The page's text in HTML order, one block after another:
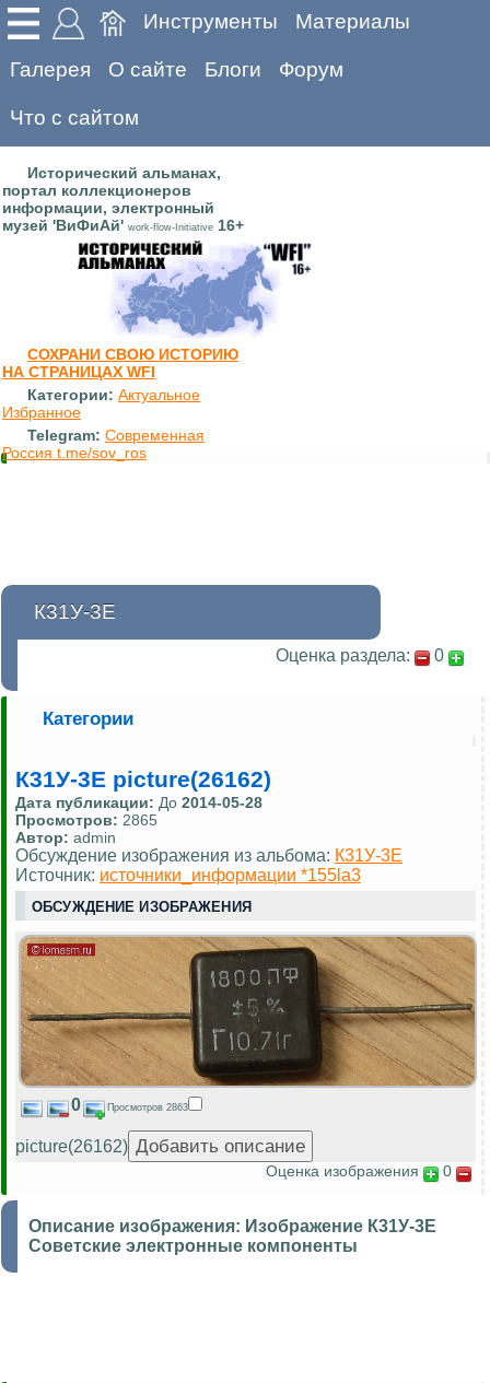
Инструменты Материалы
Галерея О сайте Блоги Форум
Что с сайтом
Исторический альманах,
портал коллекционеров
информации, электронный
музей 'ВиФиАй' work-flow-Initiative 16+
СОХРАНИ СВОЮ ИСТОРИЮ
НА СТРАНИЦАХ WFI
Категории: Актуальное
Избранное
Telegram: Современная
Россия t.me/sov_ros
К31У-3Е
Оценка раздела: 0
Категории
К31У-3Е picture(26162)
Дата публикации: До 2014-05-28
Просмотров: 2865
Автор: admin
Обсуждение изображения из альбома: К31У-3Е
Источник: источники_информации *155la3
ОБСУЖДЕНИЕ ИЗОБРАЖЕНИЯ
0 Просмотров 2863
picture(26162)
Оценка изображения 0
Описание изображения: Изображение К31У-3Е
Советские электронные компоненты